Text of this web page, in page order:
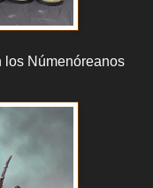
los Númenóreanos